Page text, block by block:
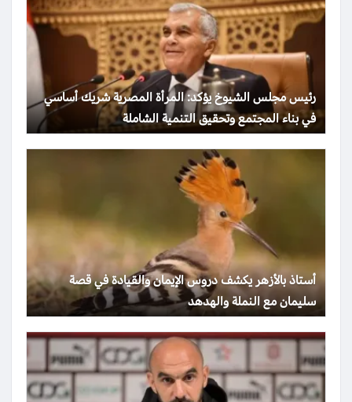
رئيس مجلس الشيوخ يؤكد: المرأة المصرية شريك أساسي
في بناء المجتمع وتحقيق التنمية الشاملة
أستاذ بالأزهر يكشف دروس الإيمان والقيادة في قصة
سليمان مع النملة والهدهد